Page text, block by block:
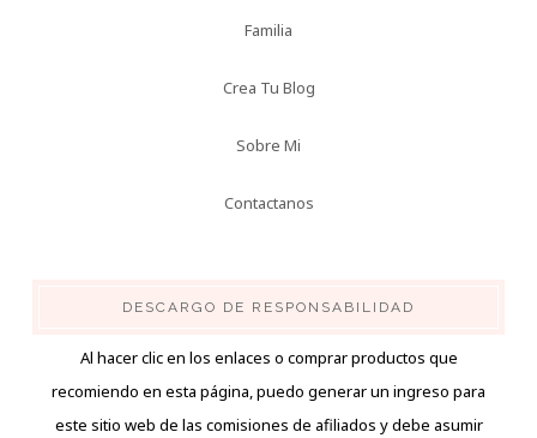
Familia
Crea Tu Blog
Sobre Mi
Contactanos
DESCARGO DE RESPONSABILIDAD
Al hacer clic en los enlaces o comprar productos que
recomiendo en esta página, puedo generar un ingreso para
este sitio web de las comisiones de afiliados y debe asumir